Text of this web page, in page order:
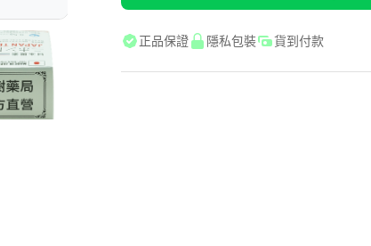
正品保證 隱私包裝 貨到付款